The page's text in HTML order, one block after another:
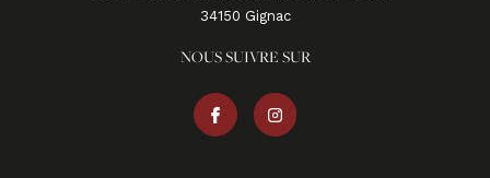
34150
gignac
NOUS SUIVRE SUR